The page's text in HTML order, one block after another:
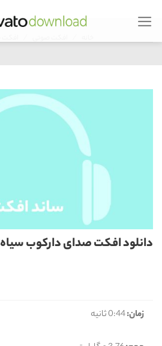
Skip
to
/
/
دانلود افکت صدای دارکوب سیاه
زمان:0:44 ثانیه